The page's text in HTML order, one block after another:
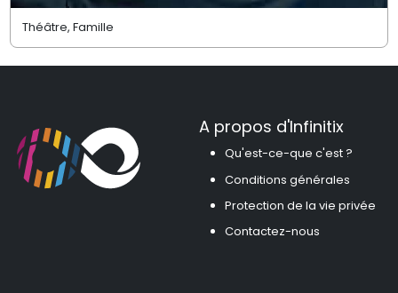
Théâtre, Famille
A propos d'Infinitix
Qu'est-ce-que c'est ?
Conditions générales
Protection de la vie privée
Contactez-nous